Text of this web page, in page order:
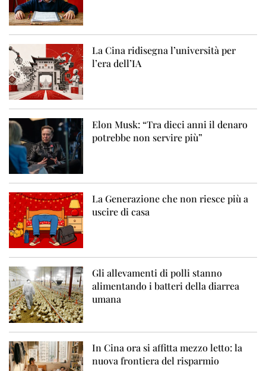
La Cina ridisegna l’università per
l’era dell’IA
Elon Musk: “Tra dieci anni il denaro
potrebbe non servire più”
La Generazione che non riesce più a
uscire di casa
Gli allevamenti di polli stanno
alimentando i batteri della diarrea
umana
In Cina ora si affitta mezzo letto: la
nuova frontiera del risparmio